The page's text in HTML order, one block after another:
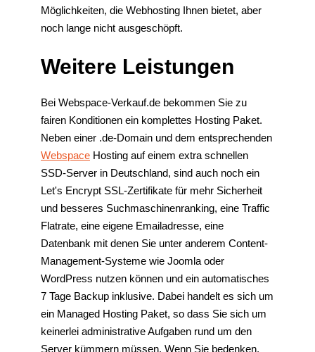
Möglichkeiten, die Webhosting Ihnen bietet, aber
noch lange nicht ausgeschöpft.
Weitere Leistungen
Bei Webspace-Verkauf.de bekommen Sie zu
fairen Konditionen ein komplettes Hosting Paket.
Neben einer .de-Domain und dem entsprechenden
Webspace Hosting auf einem extra schnellen
SSD-Server in Deutschland, sind auch noch ein
Let's Encrypt SSL-Zertifikate für mehr Sicherheit
und besseres Suchmaschinenranking, eine Traffic
Flatrate, eine eigene Emailadresse, eine
Datenbank mit denen Sie unter anderem Content-
Management-Systeme wie Joomla oder
WordPress nutzen können und ein automatisches
7 Tage Backup inklusive. Dabei handelt es sich um
ein Managed Hosting Paket, so dass Sie sich um
keinerlei administrative Aufgaben rund um den
Server kümmern müssen. Wenn Sie bedenken,